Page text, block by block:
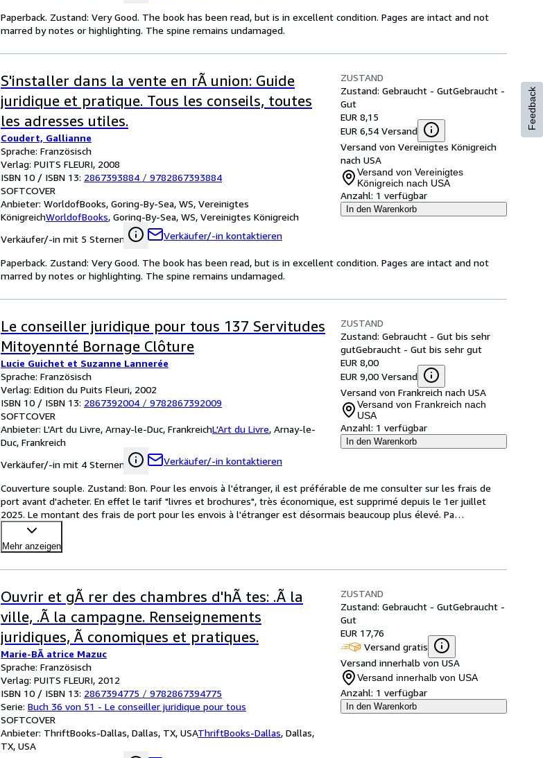
Paperback. Zustand: Very Good. The book has been read, but is in excellent condition. Pages are intact and not
marred by notes or highlighting. The spine remains undamaged.
S'installer dans la vente en rÃ union: Guide
juridique et pratique. Tous les conseils, toutes
les adresses utiles.
Coudert, Gallianne
Sprache: Französisch
Verlag: PUITS FLEURI, 2008
ISBN 10 / ISBN 13: 2867393884 / 9782867393884
SOFTCOVER
Anbieter: WorldofBooks, Goring-By-Sea, WS, Vereinigtes
KönigreichWorldofBooks, Goring-By-Sea, WS, Vereinigtes Königreich
Verkäufer/-in mit 5 Sternen
Verkäufer/-in kontaktieren
ZUSTAND
Zustand: Gebraucht - GutGebraucht -
Gut
EUR 8,15
EUR 6,54 Versand
Versand von Vereinigtes Königreich
nach USA
Versand von Vereinigtes
Königreich nach USA
Anzahl: 1 verfügbar
In den Warenkorb
Paperback. Zustand: Very Good. The book has been read, but is in excellent condition. Pages are intact and not
marred by notes or highlighting. The spine remains undamaged.
Le conseiller juridique pour tous 137 Servitudes
Mitoyennté Bornage Clôture
Lucie Guichet et Suzanne Lannerée
Sprache: Französisch
Verlag: Edition du Puits Fleuri, 2002
ISBN 10 / ISBN 13: 2867392004 / 9782867392009
SOFTCOVER
Anbieter: L'Art du Livre, Arnay-le-Duc, FrankreichL'Art du Livre, Arnay-le-
Duc, Frankreich
Verkäufer/-in mit 4 Sternen
Verkäufer/-in kontaktieren
ZUSTAND
Zustand: Gebraucht - Gut bis sehr
gutGebraucht - Gut bis sehr gut
EUR 8,00
EUR 9,00 Versand
Versand von Frankreich nach USA
Versand von Frankreich nach
USA
Anzahl: 1 verfügbar
In den Warenkorb
Couverture souple. Zustand: Bon. Pour les envois à l'étranger, il est préférable de me consulter sur les frais de
port avant d'acheter. En effet le tarif "livres et brochures", très économique, est supprimé depuis le 1er juillet
2025. Le montant des frais de port pour les envois à l'étranger est désormais beaucoup plus élevé. Pa…
Mehr anzeigen
Ouvrir et gÃ rer des chambres d'hÃ tes: .Ã la
ville, .Ã la campagne. Renseignements
juridiques, Ã conomiques et pratiques.
Marie-BÃ atrice Mazuc
Sprache: Französisch
Verlag: PUITS FLEURI, 2012
ISBN 10 / ISBN 13: 2867394775 / 9782867394775
Serie: Buch 36 von 51 - Le conseiller juridique pour tous
SOFTCOVER
Anbieter: ThriftBooks-Dallas, Dallas, TX, USAThriftBooks-Dallas, Dallas,
TX, USA
ZUSTAND
Zustand: Gebraucht - GutGebraucht -
Gut
EUR 17,76
Versand gratis
Versand innerhalb von USA
Versand innerhalb von USA
Anzahl: 1 verfügbar
In den Warenkorb
Feedback